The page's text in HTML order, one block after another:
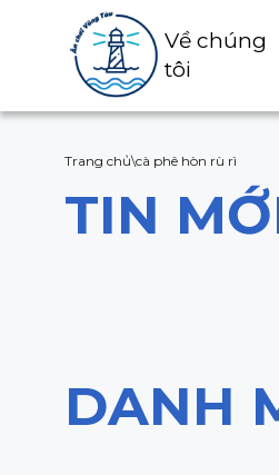
Về chúng
tôi
Trang chủ\cà phê hòn rù rì
TIN
DANH